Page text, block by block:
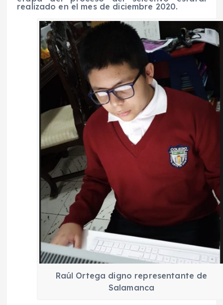
realizado en el mes de diciembre 2020.
Raúl Ortega digno representante de
Salamanca